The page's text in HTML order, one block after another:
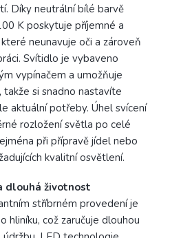
Díky neutrální bílé barvě
K poskytuje příjemné a
neunavuje oči a zároveň
Svítidlo je vybaveno
vypínačem a umožňuje
si snadno nastavíte
aktuální potřeby. Úhel svícení
rozložení světla po celé
při přípravě jídel nebo
kvalitní osvětlení.
dlouhá životnost
stříbrném provedení je
hliníku, což zaručuje dlouhou